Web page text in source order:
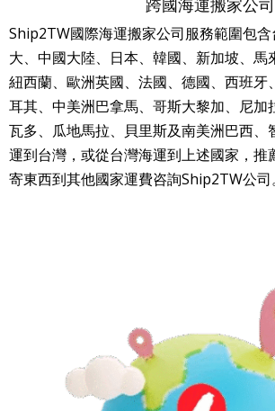
跨國海運搬家公司
Ship2TW國際海運搬家公司服務範圍包
大、中國大陸、日本、韓國、新加坡、馬
紐西蘭、歐洲英國、法國、德國、西班牙
耳其、中美洲巴拿馬、哥斯大黎加、尼加
瓦多、瓜地馬拉、貝里斯及南美洲巴西、
運到台灣，或從台灣海運到上述國家，推
寄東西到其他國家運費咨詢Ship2TW公司。